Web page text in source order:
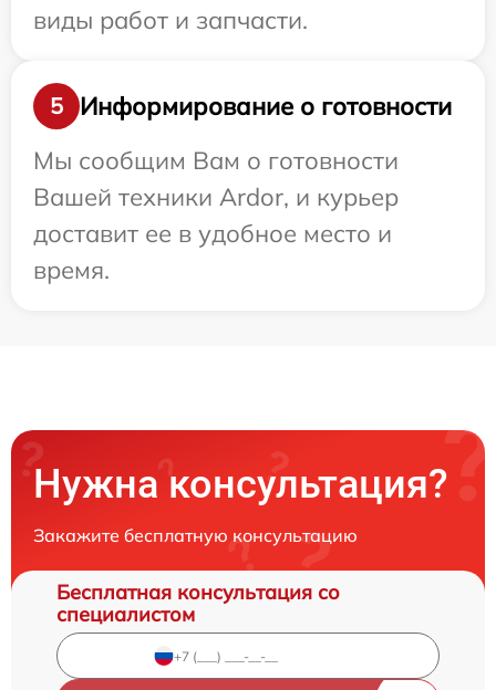
виды работ и запчасти.
5
Информирование о готовности
Мы сообщим Вам о готовности
Вашей техники Ardor, и курьер
доставит ее в удобное место и
время.
Нужна консультация?
Закажите бесплатную консультацию
Бесплатная консультация со
специалистом